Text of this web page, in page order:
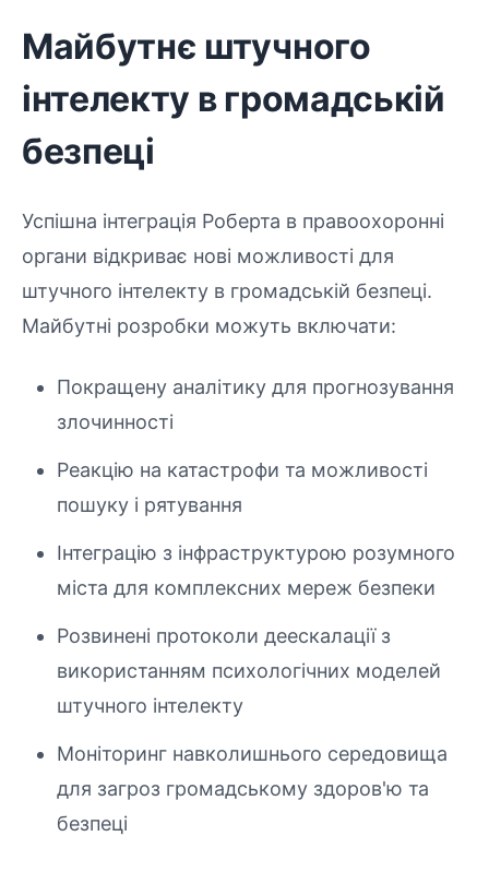
Майбутнє штучного
інтелекту в громадській
безпеці
Успішна інтеграція Роберта в правоохоронні
органи відкриває нові можливості для
штучного інтелекту в громадській безпеці.
Майбутні розробки можуть включати:
Покращену аналітику для прогнозування
злочинності
Реакцію на катастрофи та можливості
пошуку і рятування
Інтеграцію з інфраструктурою розумного
міста для комплексних мереж безпеки
Розвинені протоколи деескалації з
використанням психологічних моделей
штучного інтелекту
Моніторинг навколишнього середовища
для загроз громадському здоров'ю та
безпеці